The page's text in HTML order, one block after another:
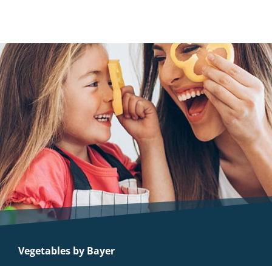
Vegetables by Bayer